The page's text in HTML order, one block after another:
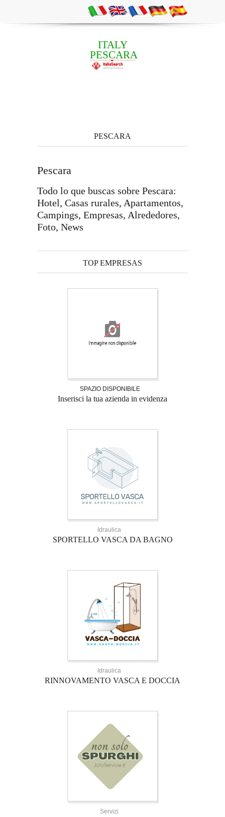
ITALY
PESCARA
PESCARA
Pescara
Todo lo que buscas sobre Pescara:
Hotel, Casas rurales, Apartamentos,
Campings, Empresas, Alrededores,
Foto, News
TOP EMPRESAS
SPAZIO DISPONIBILE
Inserisci la tua azienda in evidenza
Idraulica
SPORTELLO VASCA DA BAGNO
Idraulica
RINNOVAMENTO VASCA E DOCCIA
Servizi